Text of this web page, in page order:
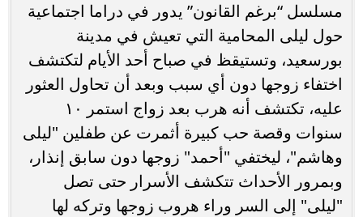
مسلسل “برغم القانون” يدور في دراما اجتماعية
حول ليلى المحامية التي تعيش في مدينة
بورسعيد، وتستيقظ في صباح أحد الأيام لتكتشف
اختفاء زوجها دون أي سبب وبعد أن تحاول العثور
عليه، تكتشف أنه هرب بعد زواج استمر ١٠
سنوات وقصة حب كبيرة أثمرت عن طفلين "ليلى
وهاشم"، ليختفي "أحمد" زوجها دون سابق إنذار،
وبمرور الأحداث تتكشف الأسرار حتى تصل
"ليلى" إلى السر وراء هروب زوجها وتركه لها